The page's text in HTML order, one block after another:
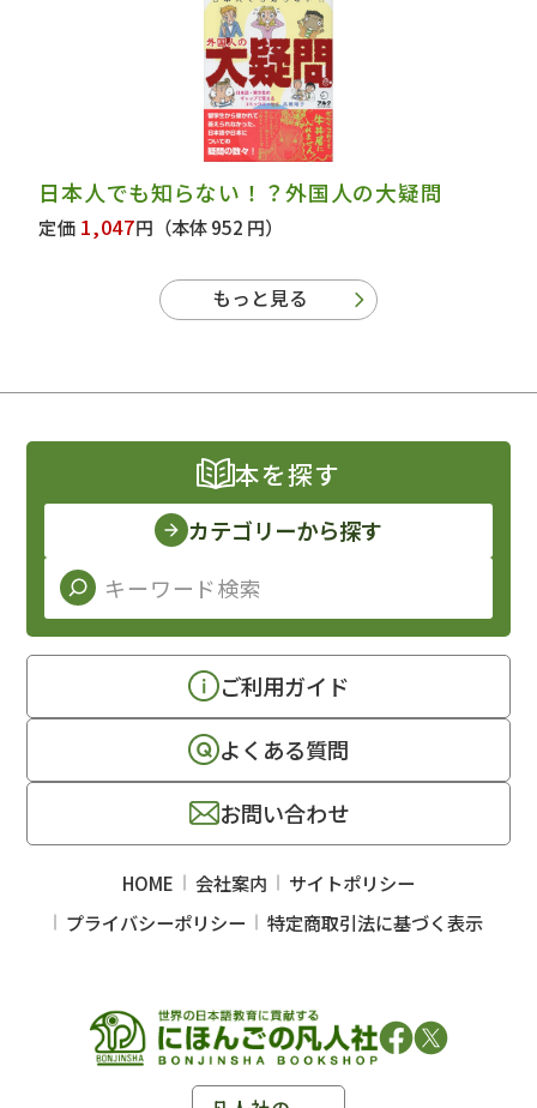
日本人でも知らない！？外国人の大疑問
定価 1,047円 （本体 952 円）
もっと見る
本を探す
カテゴリーから探す
ご利用ガイド
よくある質問
お問い合わせ
HOME 会社案内
サイトポリシー
プライバシーポリシー
特定商取引法に基づく表示